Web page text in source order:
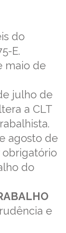
do
E.
maio de
julho de
a CLT
agosto de
obrigatório
do
e